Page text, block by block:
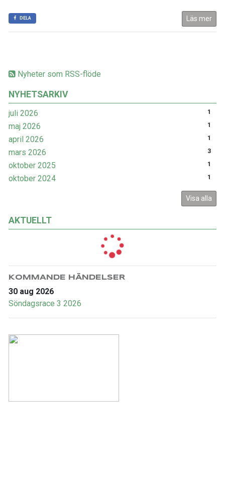
Nyheter som RSS-flöde
NYHETSARKIV
juli 2026 1
maj 2026 1
april 2026 1
mars 2026 3
oktober 2025 1
oktober 2024 1
Visa alla
AKTUELLT
KOMMANDE HÄNDELSER
30 aug 2026
Söndagsrace 3 2026
DELA Läs mer